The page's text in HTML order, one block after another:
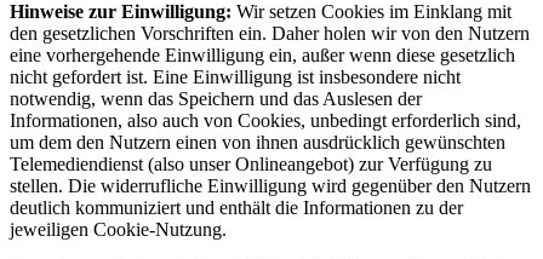
Hinweise zur Einwilligung: Wir setzen Cookies im Einklang mit
den gesetzlichen Vorschriften ein. Daher holen wir von den Nutzern
eine vorhergehende Einwilligung ein, außer wenn diese gesetzlich
nicht gefordert ist. Eine Einwilligung ist insbesondere nicht
notwendig, wenn das Speichern und das Auslesen der
Informationen, also auch von Cookies, unbedingt erforderlich sind,
um dem den Nutzern einen von ihnen ausdrücklich gewünschten
Telemediendienst (also unser Onlineangebot) zur Verfügung zu
stellen. Die widerrufliche Einwilligung wird gegenüber den Nutzern
deutlich kommuniziert und enthält die Informationen zu der
jeweiligen Cookie-Nutzung.